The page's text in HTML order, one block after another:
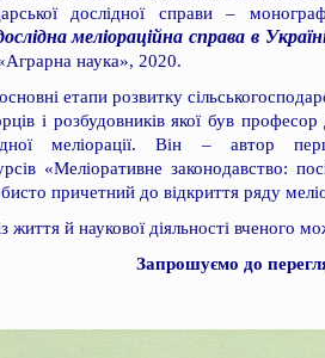
дослідної справи –
меліораційна справа в
наука», 2020.
етапи розвитку
і розбудовників якої був
меліорації. Він – автор
«Меліоративне законодавство:
причетний до відкриття ряду
життя й наукової діяльності вченого
Запрошуємо до